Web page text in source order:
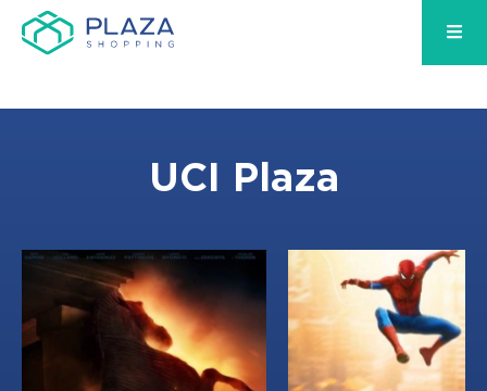
UCI Plaza
12:00, 18:50 12:20, 15:15, 18:10,